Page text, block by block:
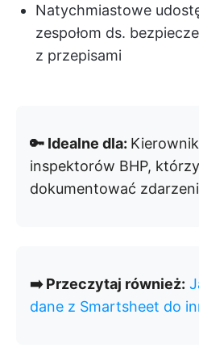
Natychmiastowe
zespołom ds.
z przepisami
🔑 Idealne dla:
inspektorów BHP,
dokumentować
➡️ Przeczytaj również:
dane z Smartsheet do